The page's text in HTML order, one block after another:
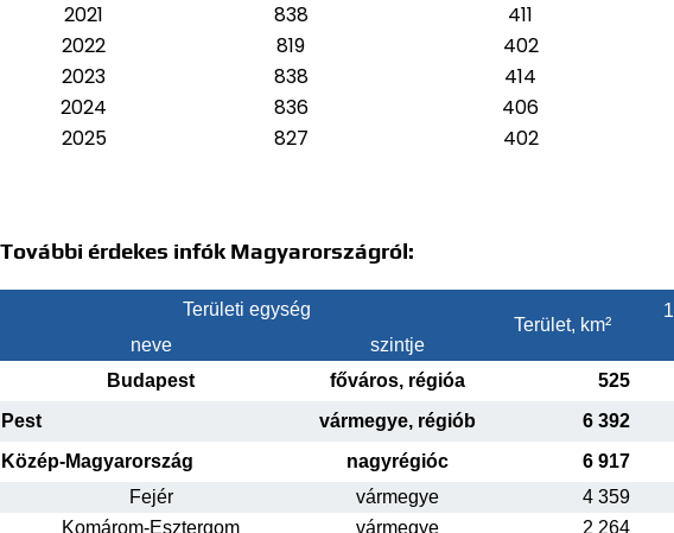
2021
838 411
2022
819 402
2023
838 414
2024
836 406
2025
827 402
További érdekes infók Magyarországról:
Területi egység
Terület, km²
neve
szintje
Budapest
főváros, régióa 525
Pest
vármegye, régiób 6 392
Közép-Magyarország
nagyrégióc 6 917
Fejér
vármegye 4 359
Komárom-Esztergom
vármegye 2 264